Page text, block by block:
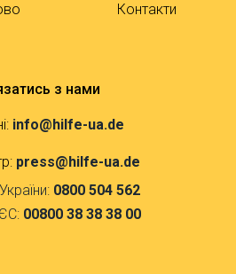
Контакти
з нами
info@hilfe-ua.de
press@hilfe-ua.de
0800 504 562
00800 38 38 38 00